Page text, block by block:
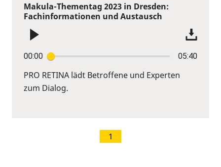
Makula-Thementag 2023 in Dresden:
Fachinformationen und Austausch
00:00 05:40
PRO RETINA lädt Betroffene und Experten
zum Dialog.
1